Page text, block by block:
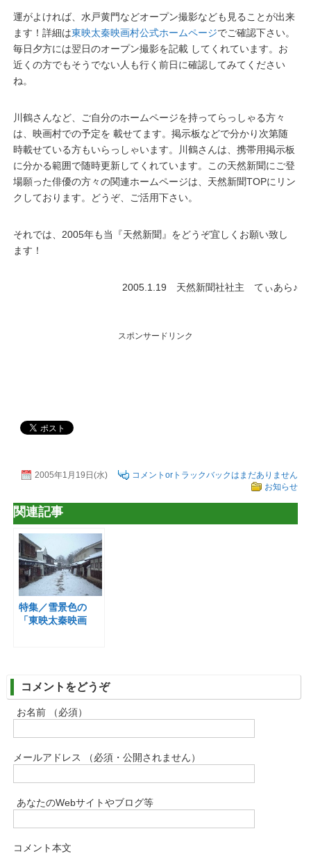
運がよければ、水戸黄門などオープン撮影なども見ることが出来
ます！詳細は東映太秦映画村公式ホームページでご確認下さい。
毎日夕方には翌日のオープン撮影を記載 してくれています。お
近くの方でもそうでない人も行く前日に確認してみてください
ね。
川鶴さんなど、ご自分のホームページを持ってらっしゃる方々
は、映画村での予定を 載せてます。掲示板などで分かり次第随
時載せている方もいらっしゃいます。川鶴さんは、携帯用掲示板
に分かる範囲で随時更新してくれています。この天然新聞にご登
場願った俳優の方々の関連ホームページは、天然新聞TOPにリン
クしております。どうぞ、ご活用下さい。
それでは、2005年も当『天然新聞』をどうぞ宜しくお願い致し
ます！
2005.1.19 天然新聞社社主 てぃあら♪
スポンサードリンク
2005年1月19日(水)
コメントorトラックバックはまだありません
お知らせ
関連記事
特集／雪景色の
「東映太秦映画
コメントをどうぞ
お名前 （必須）
メールアドレス （必須・公開されません）
あなたのWebサイトやブログ等
コメント本文